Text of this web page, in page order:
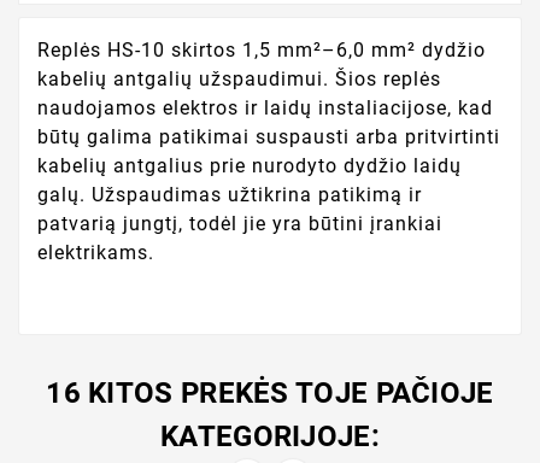
Replės HS-10 skirtos 1,5 mm²–6,0 mm² dydžio
kabelių antgalių užspaudimui. Šios replės
naudojamos elektros ir laidų instaliacijose, kad
būtų galima patikimai suspausti arba pritvirtinti
kabelių antgalius prie nurodyto dydžio laidų
galų. Užspaudimas užtikrina patikimą ir
patvarią jungtį, todėl jie yra būtini įrankiai
elektrikams.
16 KITOS PREKĖS TOJE PAČIOJE
KATEGORIJOJE: